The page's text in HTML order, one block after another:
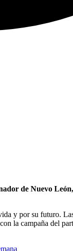
de Nuevo
y por su futuro.
la campaña del